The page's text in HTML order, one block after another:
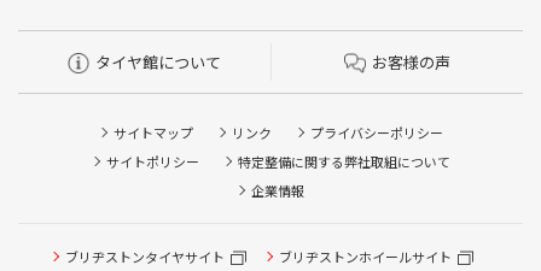
タイヤ館について お客様の声
サイトマップ リンク
プライバシーポリシー
サイトポリシー
特定整備に関する弊社取組について
企業情報
ブリヂストンタイヤサイト ブリヂストンホイールサイト
タイヤ点検・安全点検/タイヤ履き替え/オイル交換/その他